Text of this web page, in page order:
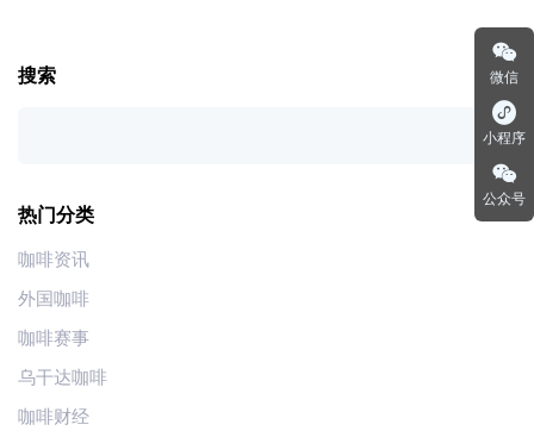
搜索
热门分类
咖啡资讯
外国咖啡
咖啡赛事
乌干达咖啡
咖啡财经
微信
小程序
公众号